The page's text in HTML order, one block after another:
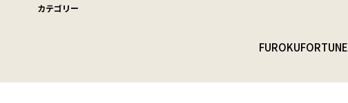
カテゴリー
FUROKUFORTUNE